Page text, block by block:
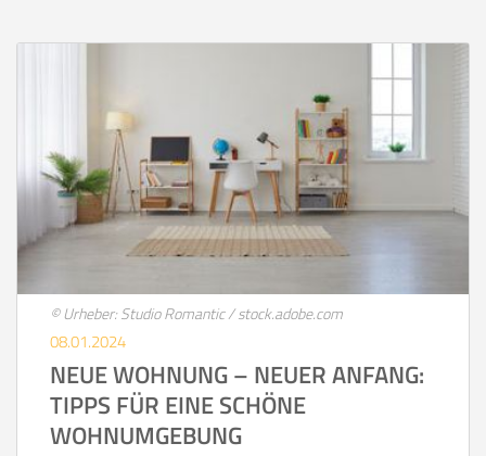
© Urheber: Studio Romantic / stock.adobe.com
08.01.2024
NEUE WOHNUNG – NEUER ANFANG:
TIPPS FÜR EINE SCHÖNE
WOHNUMGEBUNG